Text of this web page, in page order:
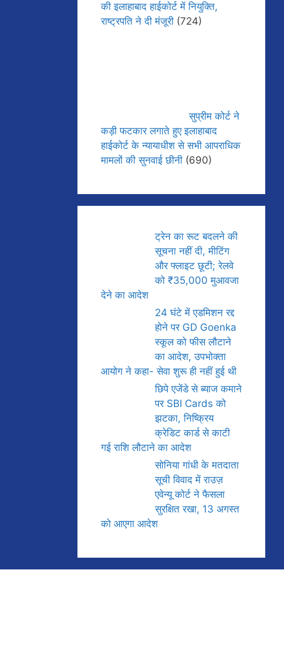
की इलाहाबाद हाईकोर्ट में नियुक्ति,
राष्ट्रपति ने दी मंजूरी (724)
सुप्रीम कोर्ट ने
कड़ी फटकार लगाते हुए इलाहाबाद
हाईकोर्ट के न्यायाधीश से सभी आपराधिक
मामलों की सुनवाई छीनी (690)
ट्रेन का रूट बदलने की
सूचना नहीं दी, मीटिंग
और फ्लाइट छूटी; रेलवे
को ₹35,000 मुआवजा
देने का आदेश
24 घंटे में एडमिशन रद्द
होने पर GD Goenka
स्कूल को फीस लौटाने
का आदेश, उपभोक्ता
आयोग ने कहा- सेवा शुरू ही नहीं हुई थी
छिपे एजेंडे से ब्याज कमाने
पर SBI Cards को
झटका, निष्क्रिय
क्रेडिट कार्ड से काटी
गई राशि लौटाने का आदेश
सोनिया गांधी के मतदाता
सूची विवाद में राउज़
एवेन्यू कोर्ट ने फैसला
सुरक्षित रखा, 13 अगस्त
को आएगा आदेश